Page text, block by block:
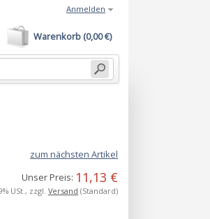
Warenkorb (0,00 €)
Anmelden
zum nächsten Artikel
Unser Preis: 11,13 €
USt., zzgl. Versand (Standard)